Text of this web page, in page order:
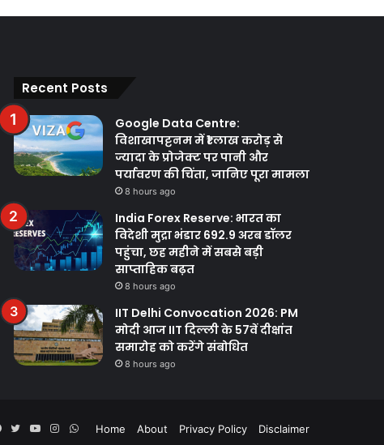
Recent Posts
Google Data Centre:
विशाखापट्टनम में ₹1 लाख करोड़ से
ज्यादा के प्रोजेक्ट पर पानी और
पर्यावरण की चिंता, जानिए पूरा मामला
8 hours ago
India Forex Reserve: भारत का
विदेशी मुद्रा भंडार 692.9 अरब डॉलर
पहुंचा, छह महीने में सबसे बड़ी
साप्ताहिक बढ़त
8 hours ago
IIT Delhi Convocation 2026: PM
मोदी आज IIT दिल्ली के 57वें दीक्षांत
समारोह को करेंगे संबोधित
8 hours ago
Home About Privacy Policy Disclaimer
Facebook
TwitterYouTubeInstagram
WhatsApp